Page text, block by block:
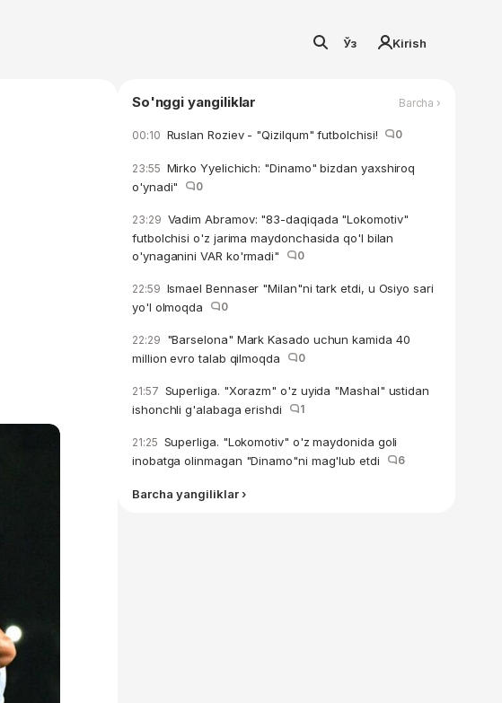
Ўз Kirish
So'nggi yangiliklar Barcha ›
00:10 Ruslan Roziev - "Qizilqum" futbolchisi! 0
23:55 Mirko Yyelichich: "Dinamo" bizdan yaxshiroq
o'ynadi"
0
23:29 Vadim Abramov: "83-daqiqada "Lokomotiv"
futbolchisi o'z jarima maydonchasida qo'l bilan
o'ynaganini VAR ko'rmadi"
0
22:59 Ismael Bennaser "Milan"ni tark etdi, u Osiyo sari
yo'l olmoqda
0
22:29 "Barselona" Mark Kasado uchun kamida 40
million evro talab qilmoqda
0
21:57 Superliga. "Xorazm" o'z uyida "Mashal" ustidan
ishonchli g'alabaga erishdi
1
21:25 Superliga. "Lokomotiv" o'z maydonida goli
inobatga olinmagan "Dinamo"ni mag'lub etdi
6
Barcha yangiliklar ›